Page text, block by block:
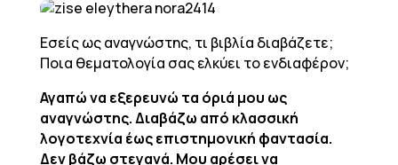
Εσείς ως αναγνώστης, τι βιβλία διαβάζετε;
Ποια θεματολογία σας ελκύει το ενδιαφέρον;
Αγαπώ να εξερευνώ τα όριά μου ως
αναγνώστης. Διαβάζω από κλασσική
λογοτεχνία έως επιστημονική φαντασία.
Δεν βάζω στεγανά. Μου αρέσει να